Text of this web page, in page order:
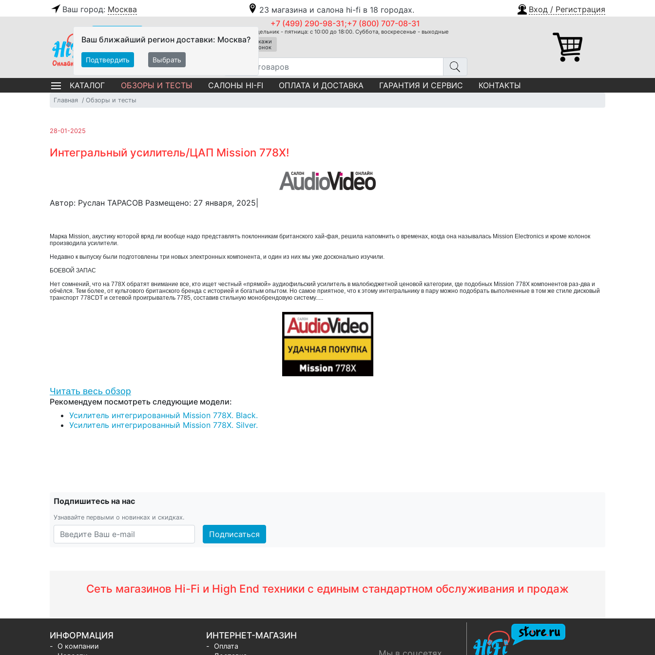
Ваш город: Москва 23 магазина и салона hi-fi в 18 городах. Вход / Регистрация
Ваш ближайший регион доставки: Москва?
Подтвердить Выбрать
+7 (499) 290-98-31;+7 (800) 707-08-31
Понедельник - пятница: с 10:00 до 18:00. Суббота, воскресенье - выходные
Закажи
звонок
КАТАЛОГ ОБЗОРЫ И ТЕСТЫ САЛОНЫ HI-FI ОПЛАТА И ДОСТАВКА ГАРАНТИЯ И СЕРВИС КОНТАКТЫ
Главная Обзоры и тесты
28-01-2025
Интегральный усилитель/ЦАП Mission 778Х!
Автор: Руслан ТАРАСОВ Размещено: 27 января, 2025|
Марка Mission, акустику которой вряд ли вообще надо представлять поклонникам британского хай-фая, решила напомнить о временах, когда она называлась Mission Electronics и кроме колонок
производила усилители.
Недавно к выпуску были подготовлены три новых электронных компонента, и один из них мы уже досконально изучили.
БОЕВОЙ ЗАПАС
Нет сомнений, что на 778Х обратят внимание все, кто ищет честный «прямой» аудиофильский усилитель в малобюджетной ценовой категории, где подобных Mission 778X компонентов раз-два и
обчёлся. Тем более, от культового британского бренда с историей и богатым опытом. Но самое приятное, что к этому интегральнику в пару можно подобрать выполненные в том же стиле дисковый
транспорт 778CDT и сетевой проигрыватель 7785, составив стильную монобрендовую систему.....
Читать весь обзор
Рекомендуем посмотреть следующие модели:
Усилитель интегрированный Mission 778X. Black.
Усилитель интегрированный Mission 778X. Silver.
Подпишитесь на нас
Узнавайте первыми о новинках и скидках.
Подписаться
Сеть магазинов Hi-Fi и High End техники с единым стандартном обслуживания и продаж
ИНФОРМАЦИЯ
О компании
ИНТЕРНЕТ-МАГАЗИН
Оплата